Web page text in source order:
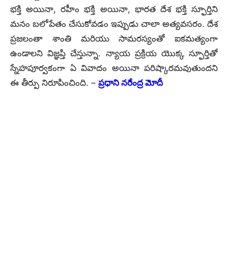
భక్తి అయినా, రహీం భక్తి అయినా, భారత దేశ భక్తి స్ఫూర్తిని
మనం బలోపేతం చేసుకోవడం ఇప్పుడు చాలా అత్యవసరం. దేశ
ప్రజలంతా శాంతి మరియు సామరస్యంతో ఐకమత్యంగా
ఉండాలని విజ్ఞప్తి చేస్తున్నా. న్యాయ ప్రక్రియ యొక్క స్ఫూర్తితో
స్నేహపూర్వకంగా ఏ వివాదం అయినా పరిష్కారమవుతుందని
ఈ తీర్పు నిరూపించింది. – ప్రధాని నరేంద్ర మోదీ